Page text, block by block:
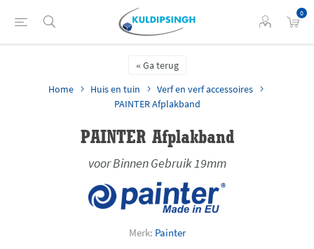
0
Ga terug
Home
Huis en tuin
Verf en verf accessoires
PAINTER Afplakband
PAINTER Afplakband
voor Binnen Gebruik 19mm
Merk: Painter